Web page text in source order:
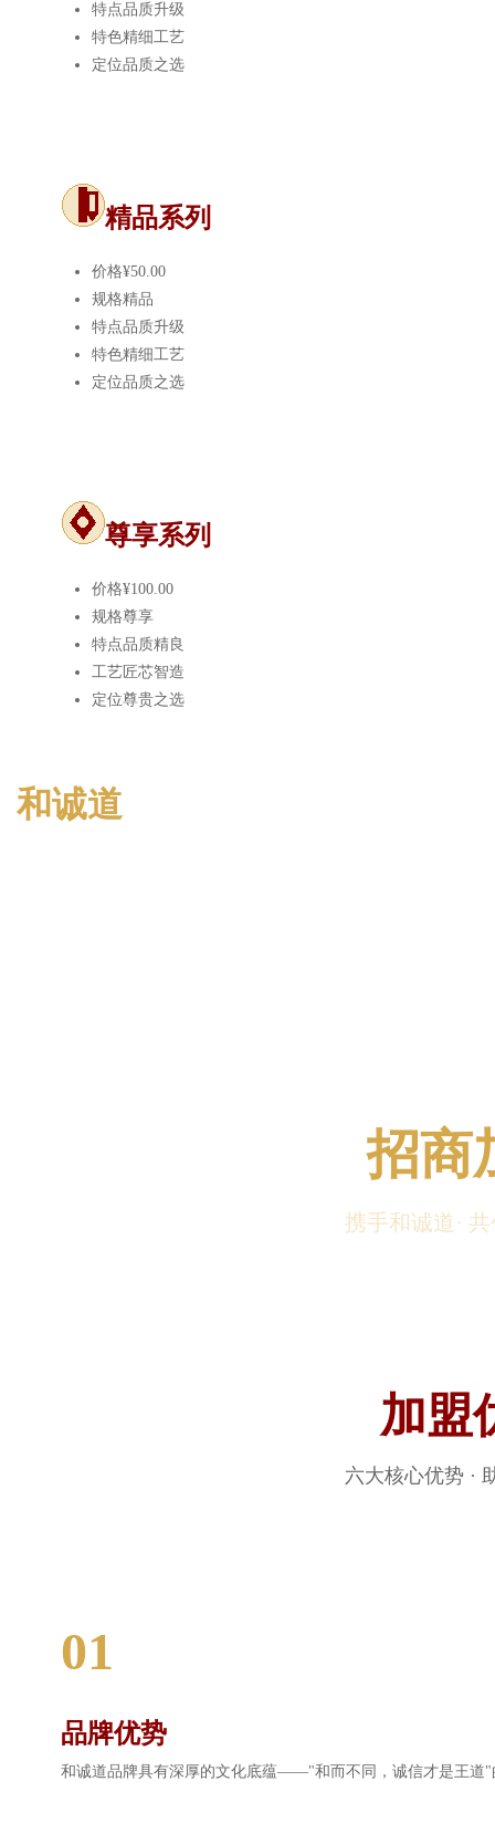
特点品质升级
特色精细工艺
定位品质之选
精品系列
价格¥50.00
规格精品
特点品质升级
特色精细工艺
定位品质之选
尊享系列
价格¥100.00
规格尊享
特点品质精良
工艺匠芯智造
定位尊贵之选
和诚道
招商
携手和诚道·
加盟
六大核心优势 ·
01
品牌优势
和诚道品牌具有深厚的文化底蕴——"和而不同，诚信才是王道